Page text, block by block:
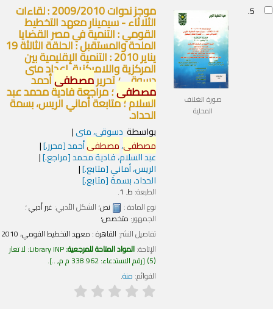
صورة الغلاف
المحلية
موجز ندوات 2009/2010 : لقاءات
الثلاثاء - سيمينار معهد التخطيط
القومي : التنمية في مصر القضايا
الملحة والمستقبل : الحلقة الثالثة 19
يناير 2010 : التنمية الإقليمية بين
المركزية واللامركزية.إعداد منى
دسوقي ؛ تحريرمصطفىأحمد
مصطفى؛ مراجعة فادية محمد عبد
السلام ؛ متابعة أماني الريس، بسمة
الحداد.
بواسطة دسوقى، منى
مصطفى،مصطفىأحمد[محرر.]
عبد السلام، فادية محمد[مراجع.]
الريس، أماني[متابع.]
الحداد، بسمة[متابع.]
الطبعة:ط. 1.
نوع المادة :
نص؛ الشكل الأدبي:غير أدبي؛
الجمهور:متخصص؛
تفاصيل النشر:القاهرة :معهد التخطيط القومي،2010
الإتاحة:المواد المتاحة للمرجعية:Library INP: لا تعار
رقم الاستدعاء:338.962 م م, ..
.
القوائم:منة.